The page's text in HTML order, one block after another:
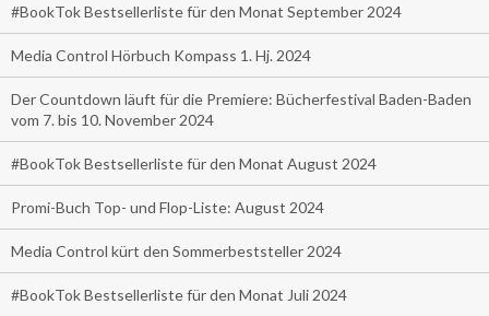
#BookTok Bestsellerliste für den Monat September 2024
Media Control Hörbuch Kompass 1. Hj. 2024
Der Countdown läuft für die Premiere: Bücherfestival Baden-Baden
vom 7. bis 10. November 2024
#BookTok Bestsellerliste für den Monat August 2024
Promi-Buch Top- und Flop-Liste: August 2024
Media Control kürt den Sommerbeststeller 2024
#BookTok Bestsellerliste für den Monat Juli 2024